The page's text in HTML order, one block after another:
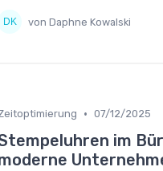
von Daphne Kowalski
• 07/12/2025
im